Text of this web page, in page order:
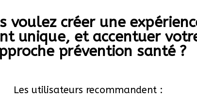
voulez créer une
unique, et accentuer
prévention santé ?
Les utilisateurs recommandent :